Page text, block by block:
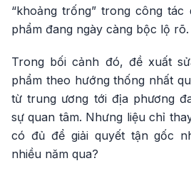
“khoảng trống” trong công
phẩm đang ngày càng bộc lộ rõ.
Trong bối cảnh đó, đề xuất
phẩm theo hướng thống nhất
từ trung ương tới địa phương
sự quan tâm. Nhưng liệu chỉ
có đủ để giải quyết tận gốc
nhiều năm qua?